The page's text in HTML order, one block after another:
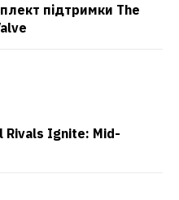
підтримки The
Rivals Ignite: Mid-